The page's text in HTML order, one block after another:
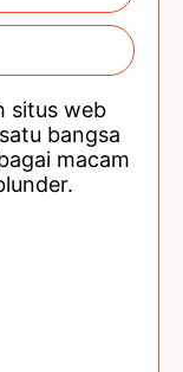
situs web
bangsa
macam